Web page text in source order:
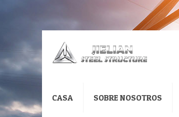
CASA SOBRE NOSOTROS